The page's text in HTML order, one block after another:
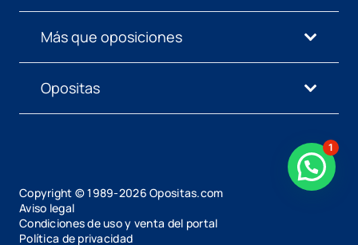
Más que oposiciones
Opositas
Copyright © 1989-2026 Opositas.com
Aviso legal
Condiciones de uso y venta del portal
Política de privacidad
1